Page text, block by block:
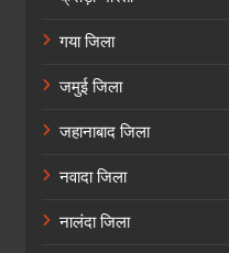
गया जिला
जमुई जिला
जहानाबाद जिला
नवादा जिला
नालंदा जिला